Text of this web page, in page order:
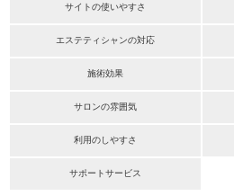
サイトの使いやすさ
エステティシャンの対応
施術効果
サロンの雰囲気
利用のしやすさ
サポートサービス